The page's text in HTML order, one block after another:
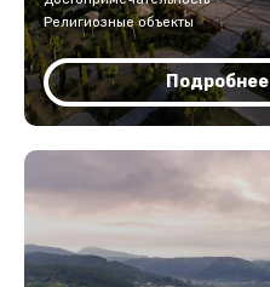
Религиозные объекты
Подробнее